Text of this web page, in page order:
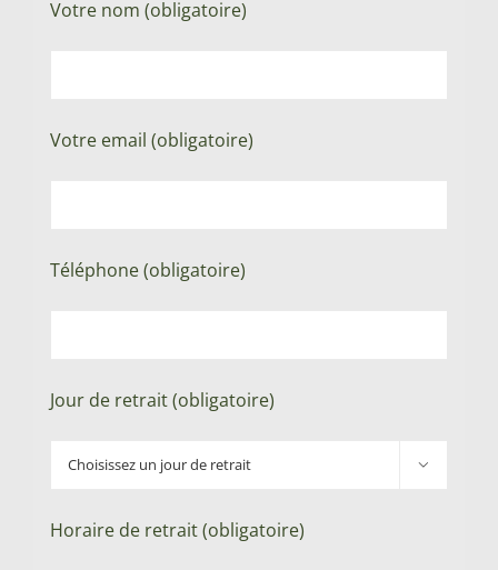
Votre nom (obligatoire)
Votre email (obligatoire)
Téléphone (obligatoire)
Jour de retrait (obligatoire)

Horaire de retrait (obligatoire)